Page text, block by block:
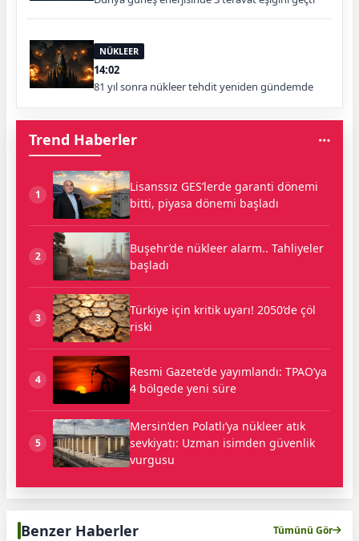
NÜKLEER
14:02
81 yıl sonra nükleer tehdit yeniden gündemde
Trend Haberler
1
Lisanssız GES’lerde garanti dönemi
bitti, piyasa dönemi başladı
2
Buşehr’de nükleer alarm.. Tahliyeler
başladı
3
Türkiye için kritik uyarı! 2050’de çöl
riski
4
Resmi Gazete’de yayımlandı: TPAO’ya
4 bölgede yeni süre
5
Mersin’den Polatlı’ya nükleer atık
sevkiyatı: Uzman isimden güvenlik
vurgusu
Benzer Haberler Tümünü Gör